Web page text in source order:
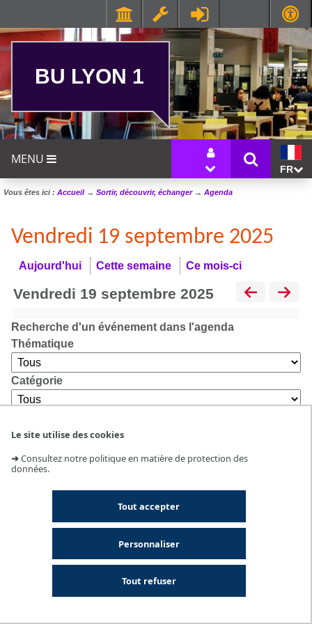
Le site utilise des cookies
➜Consultez notre politique en matière de protection des
données.
Tout accepter
Tout refuser
Personnaliser
BU LYON 1
MENU
FR
Vous êtes ici : Accueil→ Sortir, découvrir, échanger→ Agenda
Vendredi 19 septembre 2025
Aujourd'hui Cette semaine Ce mois-ci
vendredi 19 septembre 2025
Recherche d'un événement dans l'agenda
Thématique
Catégorie